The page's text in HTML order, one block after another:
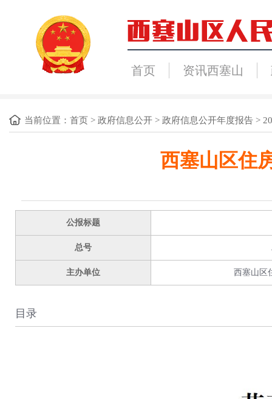
首页 资讯西塞山
当前位置： 首页 > 政府信息公开 > 政府信息公开年度报告 >
西塞山区住
公报标题
总号
主办单位 西塞山区
目录